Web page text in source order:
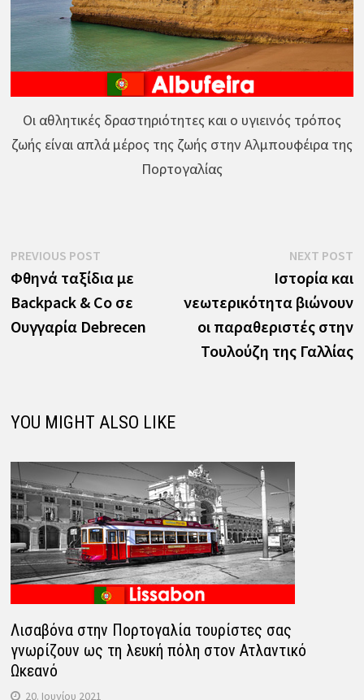
Οι αθλητικές δραστηριότητες και ο υγιεινός τρόπος
ζωής είναι απλά μέρος της ζωής στην Αλμπουφέιρα της
Πορτογαλίας
Πλοήγηση
άρθρων
PREVIOUS POSTPrevious
post:
Φθηνά ταξίδια με
Backpack & Co σε
Ουγγαρία Debrecen
NEXT POST
Ιστορία και
νεωτερικότητα βιώνουν
οι παραθεριστές στην
Τουλούζη της Γαλλίας
YOU MIGHT ALSO LIKE
Λισαβόνα στην Πορτογαλία τουρίστες σας
γνωρίζουν ως τη λευκή πόλη στον Ατλαντικό
Ωκεανό
20. Ιουνίου 2021